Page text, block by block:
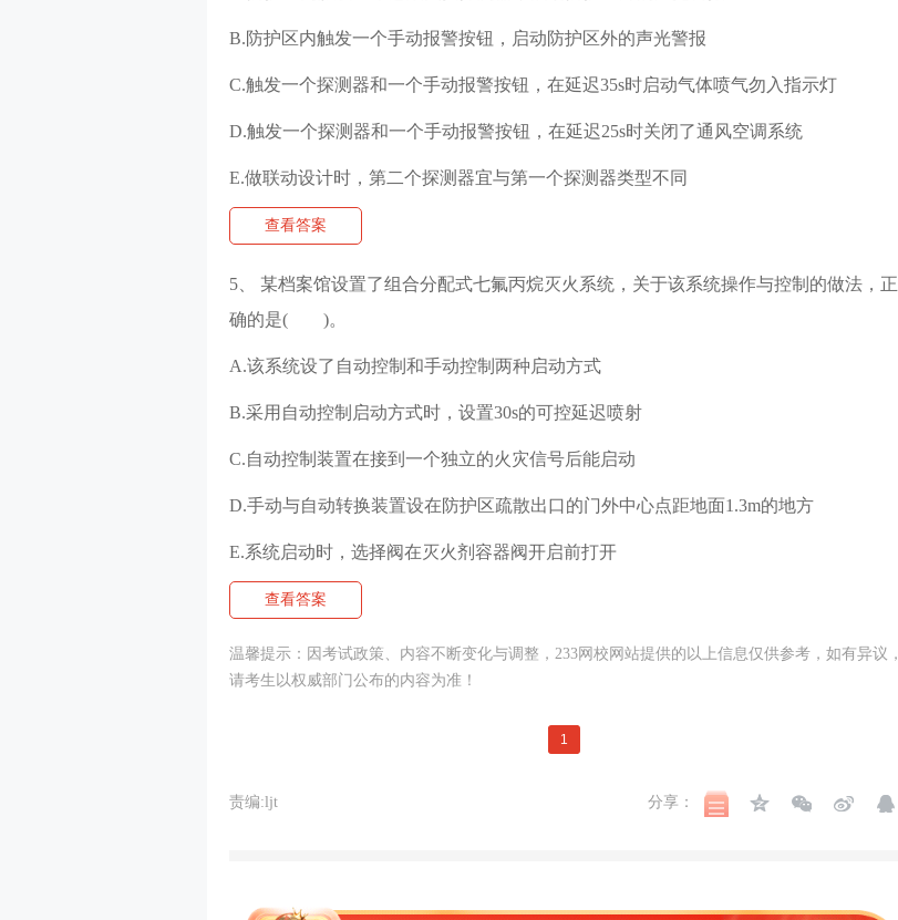
B.防护区内触发一个手动报警按钮，启动防护区外的声光警报
C.触发一个探测器和一个手动报警按钮，在延迟35s时启动气体喷气勿入指示灯
D.触发一个探测器和一个手动报警按钮，在延迟25s时关闭了通风空调系统
E.做联动设计时，第二个探测器宜与第一个探测器类型不同
查看答案
5、 某档案馆设置了组合分配式七氟丙烷灭火系统，关于该系统操作与控制的做法，正
确的是( )。
A.该系统设了自动控制和手动控制两种启动方式
B.采用自动控制启动方式时，设置30s的可控延迟喷射
C.自动控制装置在接到一个独立的火灾信号后能启动
D.手动与自动转换装置设在防护区疏散出口的门外中心点距地面1.3m的地方
E.系统启动时，选择阀在灭火剂容器阀开启前打开
查看答案
温馨提示：因考试政策、内容不断变化与调整，233网校 网站提供的以上信息仅供参考，如有异议，
请考生以权威部门公布的内容为准！
1
责编:ljt 分享：